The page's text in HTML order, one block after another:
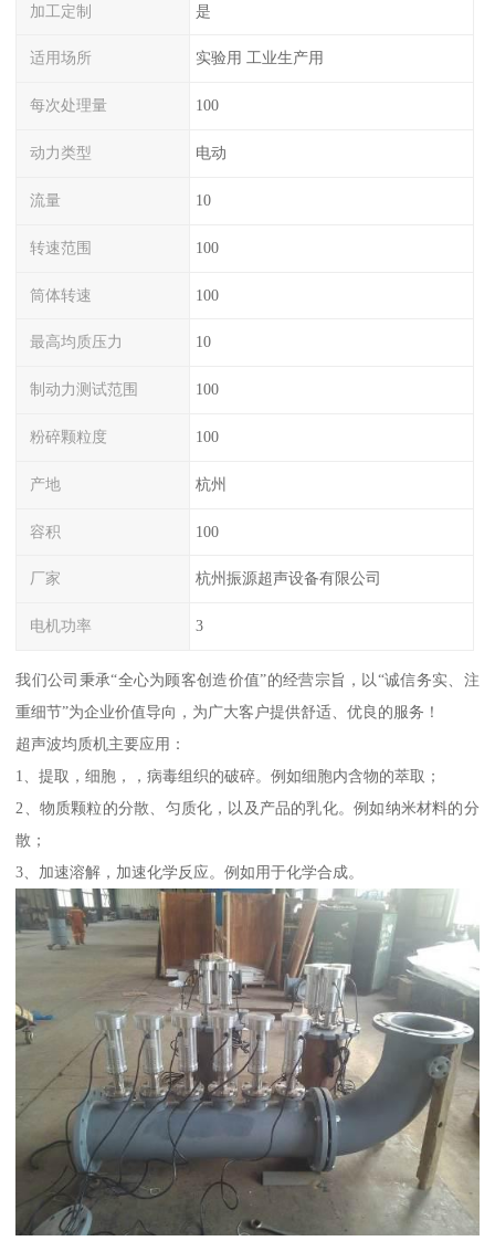
加工定制 是
适用场所 实验用 工业生产用
每次处理量 100
动力类型 电动
流量 10
转速范围 100
筒体转速 100
最高均质压力 10
制动力测试范围 100
粉碎颗粒度 100
产地 杭州
容积 100
厂家 杭州振源超声设备有限公司
电机功率 3
我们公司秉承“全心为顾客创造价值”的经营宗旨，以“诚信务实、注
重细节”为企业价值导向，为广大客户提供舒适、优良的服务！
超声波均质机主要应用：
1、提取，细胞，，病毒组织的破碎。例如细胞内含物的萃取；
2、物质颗粒的分散、匀质化，以及产品的乳化。例如纳米材料的分
散；
3、加速溶解，加速化学反应。例如用于化学合成。